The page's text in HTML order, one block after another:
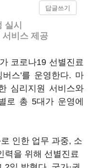
답글쓰기
실시
서비스 제공
코로나19 선별진료
스'를 운영한다. 마
심리지원 서비스와
로 총 5대가 운영에
인한 업무 과중, 소
력을 위해 선별진료